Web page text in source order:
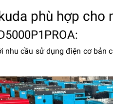
phù hợp cho
nhu cầu sử dụng điện cơ bản